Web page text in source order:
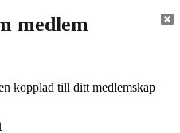
medlem
kopplad till ditt medlemskap